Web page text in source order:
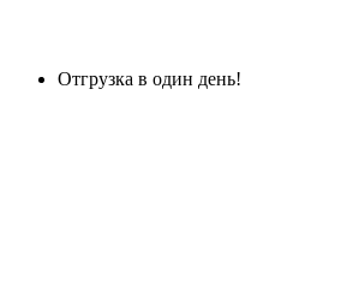
Отгрузка в один день!